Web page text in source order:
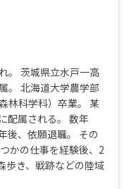
。 茨城県立水戸一高
。 北海道大学農学部
林科学科）卒業。 某
配属される。 数年
後、依願退職。 その
かの仕事を経験後、2
歩き、戦跡などの陸域